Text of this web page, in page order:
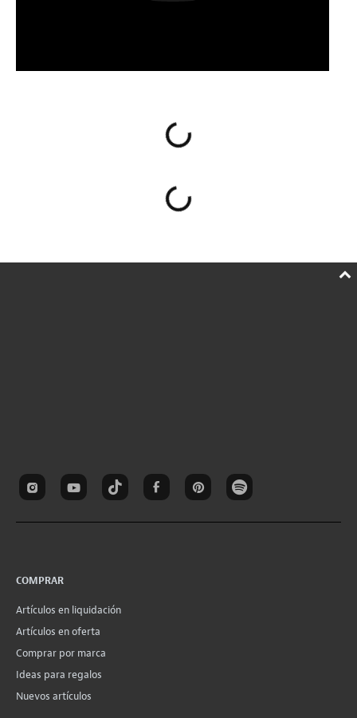
COMPRAR
Artículos en liquidación
Artículos en oferta
Comprar por marca
Ideas para regalos
Nuevos artículos